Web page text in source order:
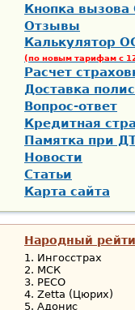
Кнопка
Отзывы
Калькулятор
(по новым тарифам с
Расчет
Доставка
Вопрос-ответ
Кредитная
Памятка при
Новости
Статьи
Карта сайта
Народный
Ингосстрах
МСК
РЕСО
Zetta (Цюрих)
Адонис